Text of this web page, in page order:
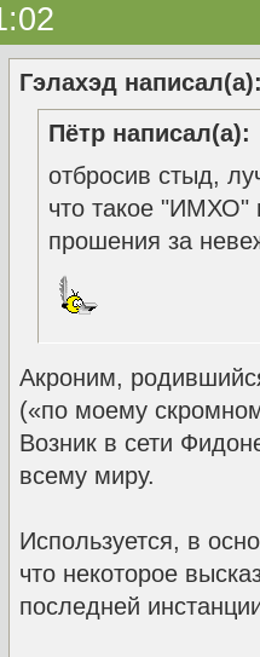
Гэлахэд
Пётр написал(а):
отбросив стыд,
что такое "ИМХО"
прошения за
Акроним,
(«по моему
Возник в сети
всему миру.
Используется, в
что некоторое
последней